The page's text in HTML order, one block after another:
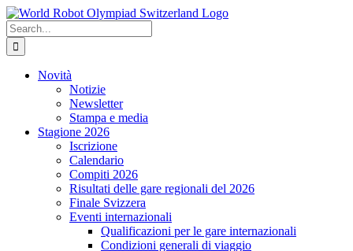
Skip
to
content
Search
for:
Novità
Notizie
Newsletter
Stampa e media
Stagione 2026
Iscrizione
Calendario
Compiti 2026
Risultati delle gare regionali del 2026
Finale Svizzera
Eventi internazionali
Qualificazioni per le gare internazionali
Condizioni generali di viaggio